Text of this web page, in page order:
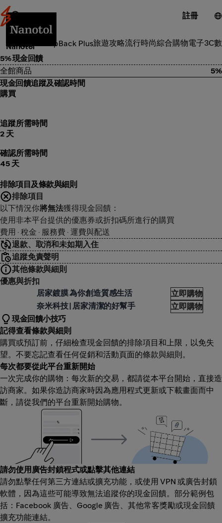
註冊
ShopBack Plus旅遊攻略流行時尚綜合購物電子3C
傢俱裝飾
Nanotol
5% 現金回饋
全館商品
5%
現金回饋追蹤及確認時間
購買
追蹤所需時間
2 天
確認所需時間
45 天
排除項目及條款與細則
排除項目
以下情況你將無法獲得現金回饋：
使用非本平台提供的優惠券或折扣碼所進行的購買
費用 · 稅金 · 服務費 · 運費與配送
退款、取消和未如期入住
追蹤免責聲明
其他條款與細則
優惠與折扣
居家鍍膜 為你創造質感生活
立即購物
奈米科技 | 居家清潔的好幫手
立即購物
現金回饋小技巧
記得查看條款與細則
購買或預訂前，仔細檢查現金回饋的排除項目和上限，以免失
望。不要忘記查看任何促銷和活動頁面的條款與細則。
每次都要從此平台重新開始
一次完成你的購物：每次新的交易，都請從本平台開始，直接造
訪商家。如果你造訪商家時因為應用程式更新或下載畫面而中
斷，請從我們的平台重新開始購物。
請勿使用廣告封鎖程式或點擊其他連結
請勿點擊任何第三方連結或擴充功能，或使用 VPN 或廣告封鎖
軟體，因為這些可能導致無法追蹤你的現金回饋。部分範例包
括：Facebook 廣告、Google 廣告、其他常客獎勵或現金回饋
擴充功能連結。